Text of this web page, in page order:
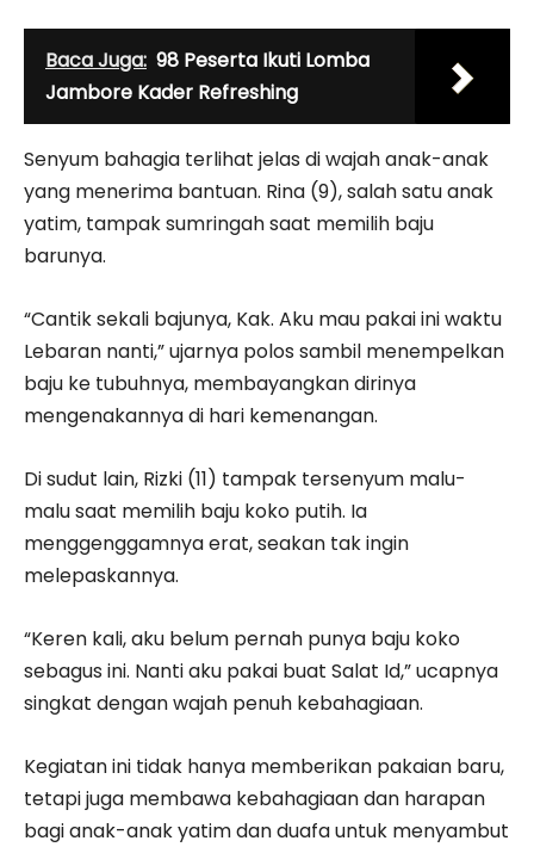
Baca Juga: 98 Peserta Ikuti Lomba
Jambore Kader Refreshing
Senyum bahagia terlihat jelas di wajah anak-anak
yang menerima bantuan. Rina (9), salah satu anak
yatim, tampak sumringah saat memilih baju
barunya.
“Cantik sekali bajunya, Kak. Aku mau pakai ini waktu
Lebaran nanti,” ujarnya polos sambil menempelkan
baju ke tubuhnya, membayangkan dirinya
mengenakannya di hari kemenangan.
Di sudut lain, Rizki (11) tampak tersenyum malu-
malu saat memilih baju koko putih. Ia
menggenggamnya erat, seakan tak ingin
melepaskannya.
“Keren kali, aku belum pernah punya baju koko
sebagus ini. Nanti aku pakai buat Salat Id,” ucapnya
singkat dengan wajah penuh kebahagiaan.
Kegiatan ini tidak hanya memberikan pakaian baru,
tetapi juga membawa kebahagiaan dan harapan
bagi anak-anak yatim dan duafa untuk menyambut